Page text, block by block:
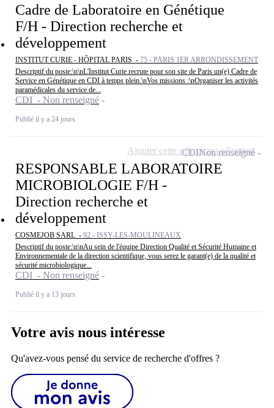
Cadre de Laboratoire en Génétique
F/H - Direction recherche et
développement
INSTITUT CURIE - HÔPITAL PARIS - 75 - PARIS 1ER ARRONDISSEMENT
Descriptif du poste:\n\nL'Institut Curie recrute pour son site de Paris un(e) Cadre de
Service en Génétique en CDI à temps plein.\nVos missions :\nOrganiser les activités
paramédicales du service de...
CDI - Non renseigné
Publié il y a 24 jours
RESPONSABLE LABORATOIRE
MICROBIOLOGIE F/H -
Direction recherche et
développement
COSMEJOB SARL - 92 - ISSY-LES-MOULINEAUX
Descriptif du poste:\n\nAu sein de l'équipe Direction Qualité et Sécurité Humaine et
Environnementale de la direction scientifique, vous serez le garant(e) de la qualité et
sécurité microbiologique...
CDI - Non renseigné
Publié il y a 13 jours
CDINon renseigné
Ajouter cette offre à ma sélection
Votre avis nous intéresse
Qu'avez-vous pensé du service de recherche d'offres ?